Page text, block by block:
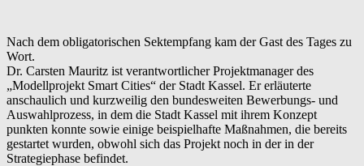
Nach dem obligatorischen Sektempfang kam der Gast des Tages zu
Wort.
Dr. Carsten Mauritz ist verantwortlicher Projektmanager des
„Modellprojekt Smart Cities“ der Stadt Kassel. Er erläuterte
anschaulich und kurzweilig den bundesweiten Bewerbungs- und
Auswahlprozess, in dem die Stadt Kassel mit ihrem Konzept
punkten konnte sowie einige beispielhafte Maßnahmen, die bereits
gestartet wurden, obwohl sich das Projekt noch in der in der
Strategiephase befindet.